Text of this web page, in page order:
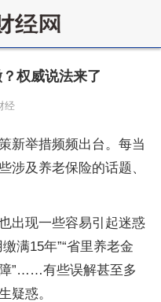
权威说法来了
经
新举措频频出台。每当
涉及养老保险的话题、
出现一些容易引起迷惑
满15年”“省里养老金
”……有些误解甚至多
疑惑。